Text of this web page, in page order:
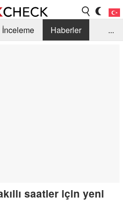
İnceleme
Haberler
...
saatler için yeni